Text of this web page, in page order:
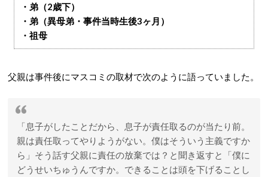
・弟（2歳下）
・弟（異母弟・事件当時生後3ヶ月）
・祖母
父親は事件後にマスコミの取材で次のように語っていました。
「息子がしたことだから、息子が責任取るのが当たり前。
親は責任取ってやりようがない。僕はそういう主義ですか
ら」そう話す父親に責任の放棄では？と聞き返すと「僕に
どうせいちゅうんですか。できることは頭を下げることし